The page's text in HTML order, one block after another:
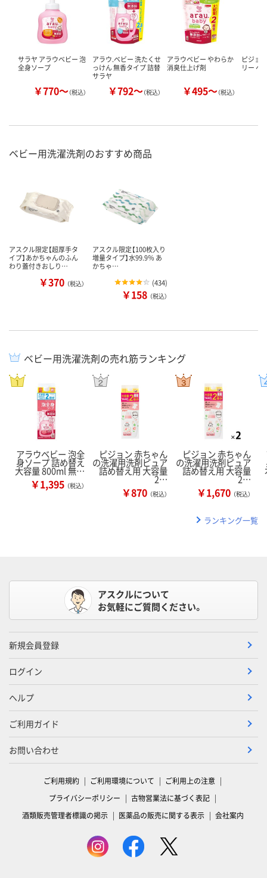
サラヤ アラウベビー 泡
全身ソープ
￥770～（税込）
アラウ.ベビー 洗たくせ
っけん 無香タイプ 詰替
サラヤ
￥792～（税込）
アラウベビー やわらか
消臭仕上げ剤
￥495～（税込）
ピジョ
リー ベ
ベビー用洗濯洗剤のおすすめ商品
アスクル限定【超厚手タ
イプ】あかちゃんのふん
わり蓋付きおしり…
￥370 （税込）
アスクル限定【100枚入り
増量タイプ】水99.9％ あ
かちゃ…
(434)
￥158 （税込）
ベビー用洗濯洗剤の売れ筋ランキング
アラウベビー 泡全
身ソープ 詰め替え
大容量 800ml 無…
￥1,395 （税込）
ピジョン 赤ちゃん
の洗濯用洗剤ピュア
詰め替え用 大容量
2…
￥870 （税込）
ピジョン 赤ちゃん
の洗濯用洗剤ピュア
詰め替え用 大容量
2…
￥1,670 （税込）
ランキング一覧
アスクルについて
お気軽にご質問ください。
新規会員登録
ログイン
ヘルプ
ご利用ガイド
お問い合わせ
ご利用規約 ご利用環境について
ご利用上の注意
プライバシーポリシー
古物営業法に基づく表記
酒類販売管理者標識の掲示
医薬品の販売に関する表示 会社案内